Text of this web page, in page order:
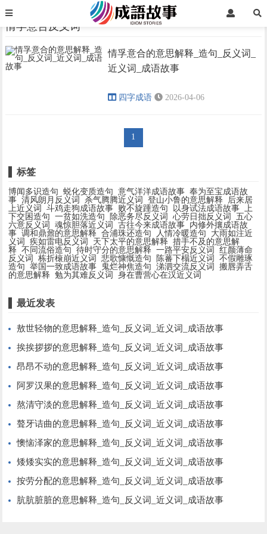
› ›
情孚意合反义词
情孚意合反义词
情孚意合的意思解释_造句_反义词_
近义词_成语故事
四字成语 2026-04-06
1
标签
博闻多识造句 蜕化变质造句 意气洋洋成语故事 奉为至宝成语故
事 清风朗月反义词 杀气腾腾近义词 登山小鲁的意思解释
后来居
上近义词
斗鸡走狗成语故事 败不旋踵造句 以身试法成语故事 上
下交困造句
一贫如洗造句 除恶务尽反义词 心劳日拙反义词
五心
六意反义词
魂惊胆落近义词 古往今来成语故事 内修外攘成语故
事 调和鼎鼐的意思解释 合浦珠还造句 人情冷暖造句
大雨如注近
义词
疾如雷电反义词 天下太平的意思解释
措手不及的意思解
释
不同流俗造句 待时守分的意思解释 一路平安反义词
红颜薄命
反义词
栋折榱崩近义词 悲歌慷慨造句 陈蕃下榻近义词
不假雕琢
造句
举国一致成语故事 鬼烂神焦造句 涕泗交流反义词
搬唇弄舌
的意思解释
勉为其难反义词 身在曹营心在汉近义词
最近发表
敖世轻物的意思解释_造句_反义词_近义词_成语故事
挨挨拶拶的意思解释_造句_反义词_近义词_成语故事
昂昂不动的意思解释_造句_反义词_近义词_成语故事
阿罗汉果的意思解释_造句_反义词_近义词_成语故事
熬清守淡的意思解释_造句_反义词_近义词_成语故事
聱牙诘曲的意思解释_造句_反义词_近义词_成语故事
懊恼泽家的意思解释_造句_反义词_近义词_成语故事
矮矮实实的意思解释_造句_反义词_近义词_成语故事
按劳分配的意思解释_造句_反义词_近义词_成语故事
肮肮脏脏的意思解释_造句_反义词_近义词_成语故事